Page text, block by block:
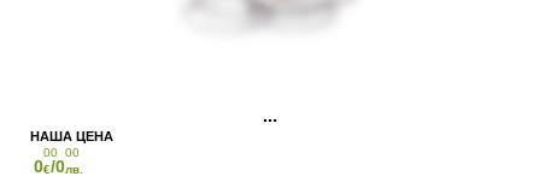
0
00
€/0
00
лв.